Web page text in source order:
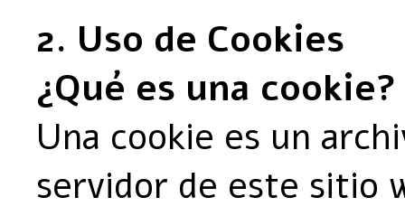
2. Uso de Cookies
¿Qué es una cookie?
Una cookie es un
servidor de este sitio